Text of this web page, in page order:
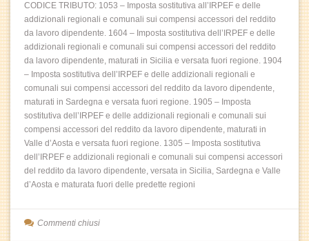
CODICE TRIBUTO: 1053 – Imposta sostitutiva all’IRPEF e delle
addizionali regionali e comunali sui compensi accessori del reddito
da lavoro dipendente. 1604 – Imposta sostitutiva dell’IRPEF e delle
addizionali regionali e comunali sui compensi accessori del reddito
da lavoro dipendente, maturati in Sicilia e versata fuori regione. 1904
– Imposta sostitutiva dell’IRPEF e delle addizionali regionali e
comunali sui compensi accessori del reddito da lavoro dipendente,
maturati in Sardegna e versata fuori regione. 1905 – Imposta
sostitutiva dell’IRPEF e delle addizionali regionali e comunali sui
compensi accessori del reddito da lavoro dipendente, maturati in
Valle d’Aosta e versata fuori regione. 1305 – Imposta sostitutiva
dell’IRPEF e addizionali regionali e comunali sui compensi accessori
del reddito da lavoro dipendente, versata in Sicilia, Sardegna e Valle
d’Aosta e maturata fuori delle predette regioni
Commenti chiusi